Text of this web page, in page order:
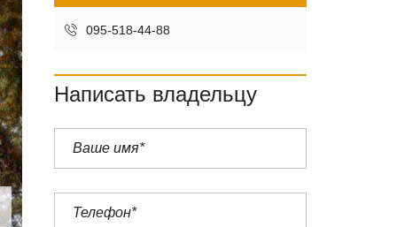
095-518-44-88
Написать владельцу